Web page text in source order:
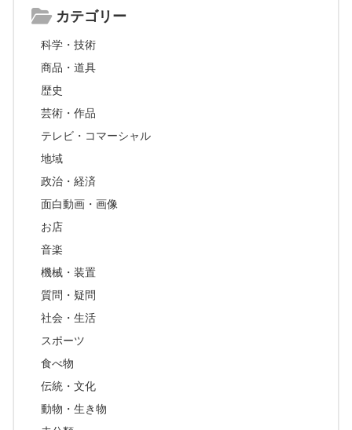
カテゴリー
科学・技術
商品・道具
歴史
芸術・作品
テレビ・コマーシャル
地域
政治・経済
面白動画・画像
お店
音楽
機械・装置
質問・疑問
社会・生活
スポーツ
食べ物
伝統・文化
動物・生き物